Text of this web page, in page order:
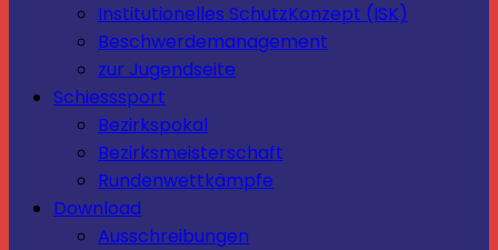
Institutionelles SchutzKonzept (ISK)
Beschwerdemanagement
zur Jugendseite
Schiesssport
Bezirkspokal
Bezirksmeisterschaft
Rundenwettkämpfe
Download
Ausschreibungen